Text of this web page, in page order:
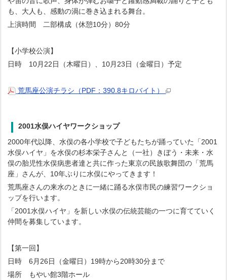
も、大人も、感動の渦に巻き込まれる舞台。
上演時間 二部構成（休憩10分）80分
【小学校公演】
日時 10月22日（木曜日）、10月23日（金曜日）予定
荒馬座公演チラシ（PDF：390.8キロバイト）
2001水俣ハイヤワークショップ
2000年代以降、水俣の各小学校で子どもたちが踊っていた「2001
水俣ハイヤ」を水俣の杉本栄子さんと（一社）きぼう・未来・水
俣の胎児性水俣病患者達と共に作った東京の民族歌舞団の「荒馬
座」さんが、10年ぶりに水俣にやってきます！
荒馬座さんの来水のときに一緒に踊る水俣市民の練習ワークショ
ップを行います。
「2001水俣ハイヤ」を新しい水俣の伝統芸能の一つに育てていく
仲間を募集しています。
【第一回】
日時 6月26日（金曜日）19時から20時30分まで
場所 もやい館3階ホール